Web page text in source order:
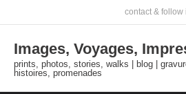
to
content
contact & follow
Images, Voyages,
prints, photos, stories, walks | blog |
histoires, promenades